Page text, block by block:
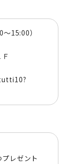
15:00）
レゼント